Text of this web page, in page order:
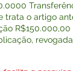
o artigo
R$150.000,00
revogada